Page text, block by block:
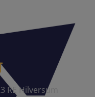
RE Hilversum